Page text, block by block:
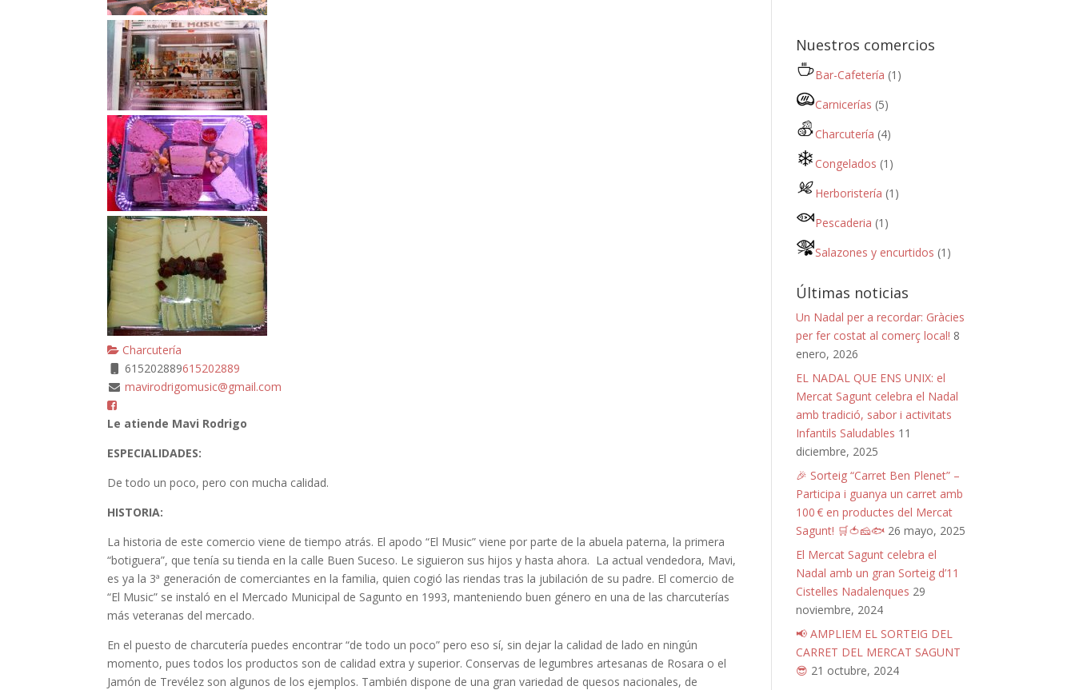
Charcutería
615202889615202889
mavirodrigomusic@gmail.com
Le atiende Mavi Rodrigo
ESPECIALIDADES:
De todo un poco, pero con mucha calidad.
HISTORIA:
La historia de este comercio viene de tiempo atrás. El apodo “El Music” viene por parte de la abuela paterna, la primera
“botiguera”, que tenía su tienda en la calle Buen Suceso. Le siguieron sus hijos y hasta ahora. La actual vendedora, Mavi,
es ya la 3ª generación de comerciantes en la familia, quien cogió las riendas tras la jubilación de su padre. El comercio de
“El Music” se instaló en el Mercado Municipal de Sagunto en 1993, manteniendo buen género en una de las charcuterías
más veteranas del mercado.
En el puesto de charcutería puedes encontrar “de todo un poco” pero eso sí, sin dejar la calidad de lado en ningún
momento, pues todos los productos son de calidad extra y superior. Conservas de legumbres artesanas de Rosara o el
Jamón de Trevélez son algunos de los ejemplos. También dispone de una gran variedad de quesos nacionales, de
Nuestros comercios
Bar-Cafetería (1)
Carnicerías (5)
Charcutería (4)
Congelados (1)
Herboristería (1)
Pescaderia (1)
Salazones y encurtidos (1)
Últimas noticias
Un Nadal per a recordar: Gràcies
per fer costat al comerç local! 8
enero, 2026
EL NADAL QUE ENS UNIX: el
Mercat Sagunt celebra el Nadal
amb tradició, sabor i activitats
Infantils Saludables 11
diciembre, 2025
🎉 Sorteig “Carret Ben Plenet” –
Participa i guanya un carret amb
100 € en productes del Mercat
Sagunt! 🛒🍅🧀🐟 26 mayo, 2025
El Mercat Sagunt celebra el
Nadal amb un gran Sorteig d’11
Cistelles Nadalenques 29
noviembre, 2024
📢 AMPLIEM EL SORTEIG DEL
CARRET DEL MERCAT SAGUNT
😎 21 octubre, 2024